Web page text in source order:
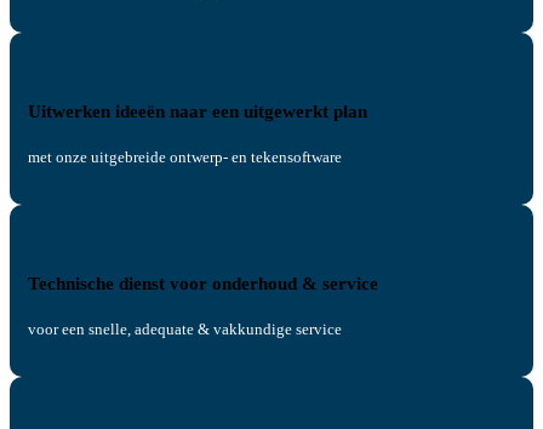
Uitwerken ideeën naar een uitgewerkt plan
met onze uitgebreide ontwerp- en tekensoftware
Technische dienst voor onderhoud & service
voor een snelle, adequate & vakkundige service